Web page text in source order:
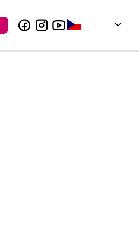
Facebook
Instagram
YouTubeČeština‎